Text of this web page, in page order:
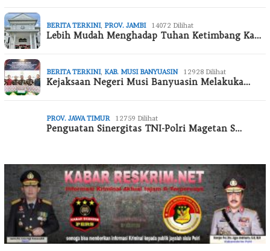
BERITA TERKINI, PROV. JAMBI 14072 Dilihat
Lebih Mudah Menghadap Tuhan Ketimbang Ka…
BERITA TERKINI, KAB. MUSI BANYUASIN 12928 Dilihat
Kejaksaan Negeri Musi Banyuasin Melakuka…
PROV. JAWA TIMUR 12759 Dilihat
Penguatan Sinergitas TNI-Polri Magetan S…